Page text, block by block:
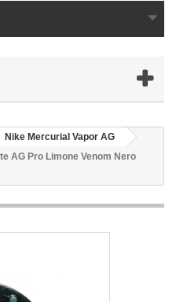
Nike Mercurial Vapor AG
AG Pro Limone Venom Nero